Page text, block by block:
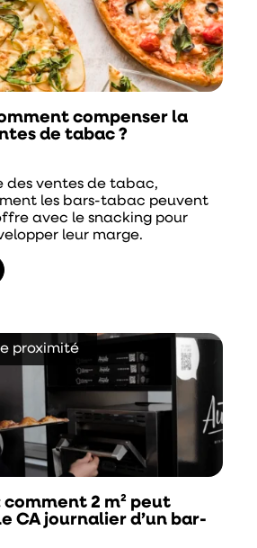
compenser la
de tabac ?
des ventes de tabac,
les bars-tabac peuvent
avec le snacking pour
leur marge.
proximité
2 m² peut
CA journalier d’un bar-